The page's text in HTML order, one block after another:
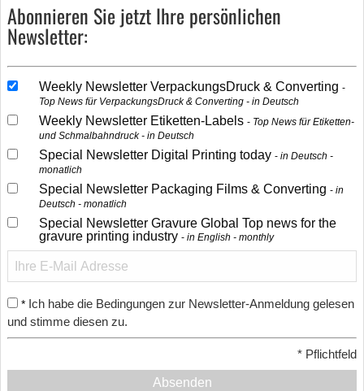
Abonnieren Sie jetzt Ihre persönlichen
Newsletter:
Weekly Newsletter VerpackungsDruck & Converting
Top News für VerpackungsDruck & Converting - in Deutsch
Weekly Newsletter Etiketten-Labels
Top News für Etiketten-
und Schmalbahndruck - in Deutsch
Special Newsletter Digital Printing today
in Deutsch -
monatlich
Special Newsletter Packaging Films & Converting
in
Deutsch - monatlich
Special Newsletter Gravure Global Top news for the
gravure printing industry
in English - monthly
* Ich habe die Bedingungen zur Newsletter-Anmeldung gelesen
und stimme diesen zu.
* Pflichtfeld
Absenden